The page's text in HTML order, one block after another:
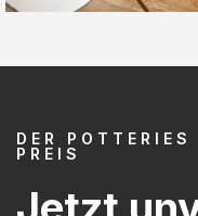
DER
PREIS